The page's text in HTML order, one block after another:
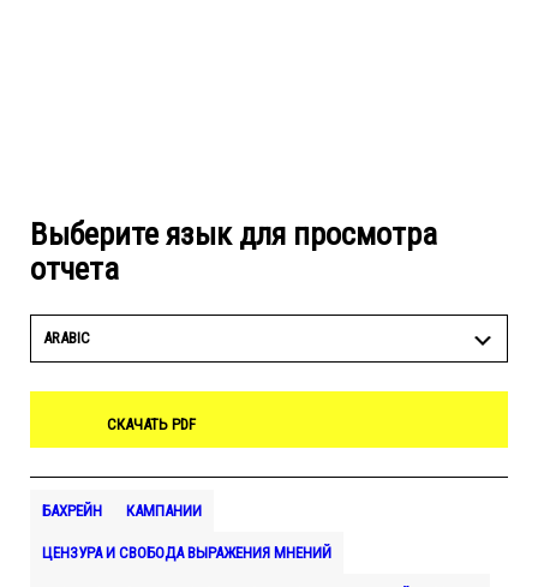
Выберите язык для просмотра
отчета
ARABIC
СКАЧАТЬ PDF
БАХРЕЙН КАМПАНИИ
ЦЕНЗУРА И СВОБОДА ВЫРАЖЕНИЯ МНЕНИЙ